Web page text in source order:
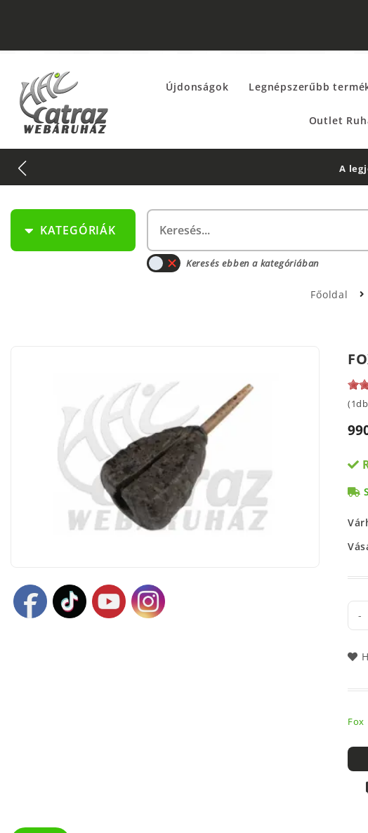
Újdonságok Legnépszerűbb
Outlet
A
KATEGÓRIÁK
Keresés ebben a kategóriában
Főoldal
-
Fox